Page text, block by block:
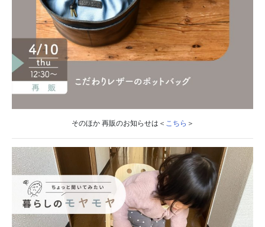
そのほか 再販のお知らせは＜ こちら ＞